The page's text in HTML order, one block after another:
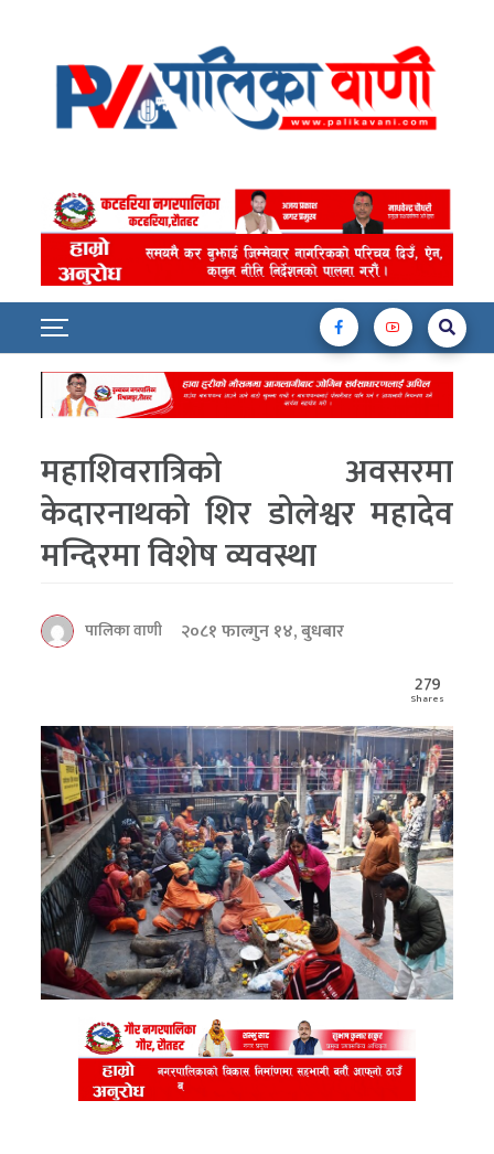
महाशिवरात्रिको अवसरमा
केदारनाथको शिर डोलेश्वर महादेव
मन्दिरमा विशेष व्यवस्था
पालिका वाणी
२०८१ फाल्गुन १४, बुधबार
279
Shares